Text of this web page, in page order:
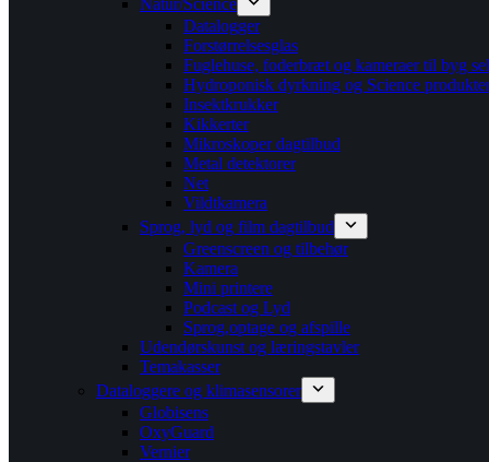
Natur/Science
Datalogger
Forstørrelsesglas
Fuglehuse, foderbræt og kameraer til byg
Hydroponisk dyrkning og Science
Insektkrukker
Kikkerter
Mikroskoper dagtilbud
Metal detektorer
Net
Vildtkamera
Sprog, lyd og film dagtilbud
Greenscreen og tilbehør
Kamera
Mini printere
Podcast og Lyd
Sprog,optage og afspille
Udendørskunst og læringstavler
Temakasser
Dataloggere og klimasensorer
Globisens
OxyGuard
Vernier